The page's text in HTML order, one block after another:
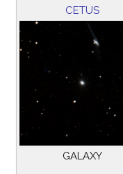
CETUS
GALAXY